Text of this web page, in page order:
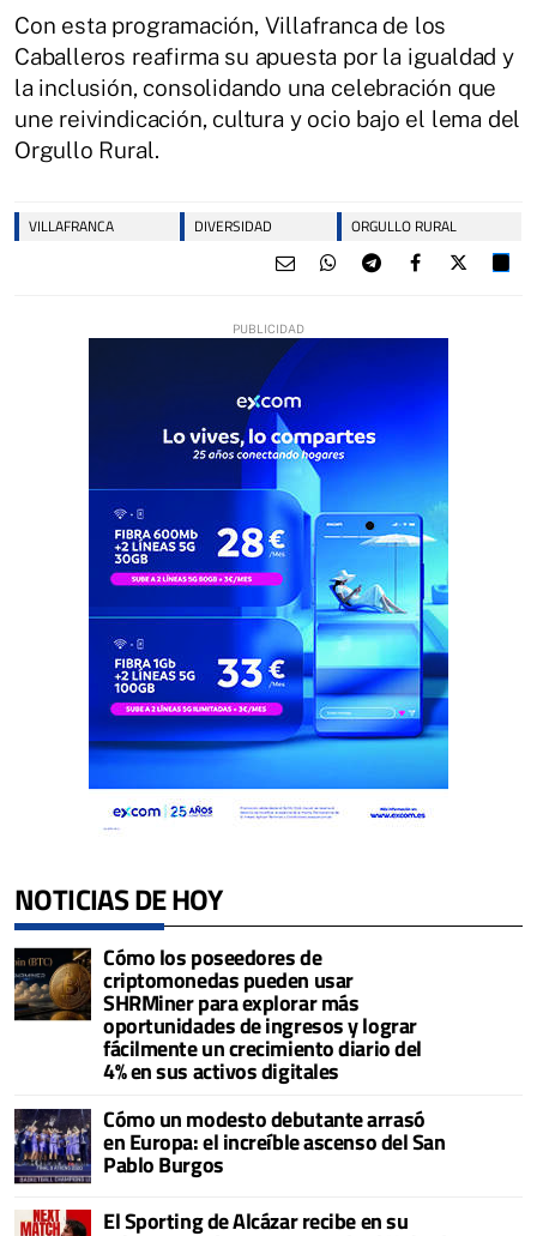
Con esta programación, Villafranca de los
Caballeros reafirma su apuesta por la igualdad y
la inclusión, consolidando una celebración que
une reivindicación, cultura y ocio bajo el lema del
Orgullo Rural.
VILLAFRANCA DIVERSIDAD ORGULLO RURAL
NOTICIAS DE HOY
Cómo los poseedores de
criptomonedas pueden usar
SHRMiner para explorar más
oportunidades de ingresos y lograr
fácilmente un crecimiento diario del
4% en sus activos digitales
Cómo un modesto debutante arrasó
en Europa: el increíble ascenso del San
Pablo Burgos
El Sporting de Alcázar recibe en su